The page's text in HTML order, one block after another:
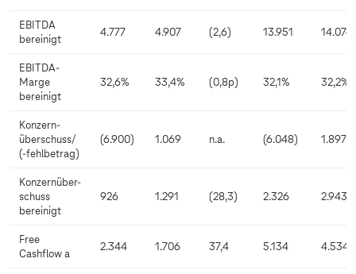
EBITDA
bereinigt
4.777 4.907 (2,6) 13.951 14.074
EBITDA-
Marge
bereinigt
32,6% 33,4% (0,8p) 32,1% 32,2%
Konzern-
überschuss/
(-fehlbetrag)
(6.900) 1.069 n.a. (6.048) 1.897
Konzernüber-
schuss
bereinigt
926 1.291 (28,3) 2.326 2.943
Free
Cashflow a
2.344 1.706 37,4 5.134 4.534